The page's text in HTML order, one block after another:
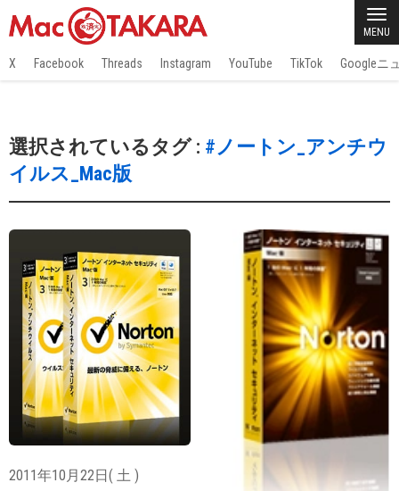
MENU
X Facebook Threads Instagram YouTube TikTok Googleニ
選択されているタグ : #ノートン_アンチウ
イルス_Mac版
2011年10月22日( 土 )